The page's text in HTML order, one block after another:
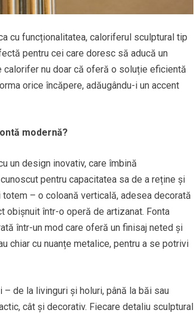
cu funcționalitatea, caloriferul sculptural tip
pentru cei care doresc să aducă un
nu doar că oferă o soluție eficientă
orice încăpere, adăugându-i un accent
modernă?
un design inovativ, care îmbină
pentru capacitatea sa de a reține și
– o coloană verticală, adesea decorată
obișnuit într-o operă de artizanat. Fonta
într-un mod care oferă un finisaj neted și
chiar cu nuanțe metalice, pentru a se potrivi
de la livinguri și holuri, până la băi sau
cât și decorativ. Fiecare detaliu sculptural